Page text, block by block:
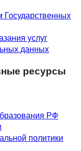
Государственных
услуг
данных
ресурсы
РФ
политики